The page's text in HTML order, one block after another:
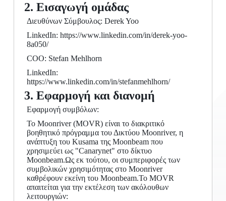
2. Εισαγωγή ομάδας
Διευθύνων Σύμβουλος: Derek Yoo
LinkedIn: https://www.linkedin.com/in/derek-yoo-
8a050/
COO: Stefan Mehlhorn
LinkedIn:
https://www.linkedin.com/in/stefanmehlhorn/
3. Εφαρμογή και διανομή
Εφαρμογή συμβόλων:
Το Moonriver (MOVR) είναι το διακριτικό
βοηθητικό πρόγραμμα του Δικτύου Moonriver, η
ανάπτυξη του Kusama της Moonbeam που
χρησιμεύει ως "Canarynet" στο δίκτυο
Moonbeam.Ως εκ τούτου, οι συμπεριφορές των
συμβολικών χρησιμότητας στο Moonriver
καθρέφουν εκείνη του Moonbeam.Το MOVR
απαιτείται για την εκτέλεση των ακόλουθων
λειτουργιών: